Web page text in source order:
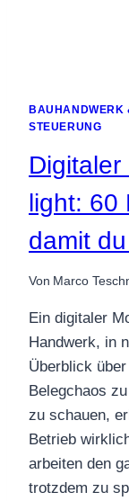
BAUHANDWERK
STEUERUNG
light: 60
damit
Von Marco
Ein digitaler
Handwerk, in
Überblick
Belegchaos
zu schauen,
Betrieb
arbeiten den
trotzdem zu